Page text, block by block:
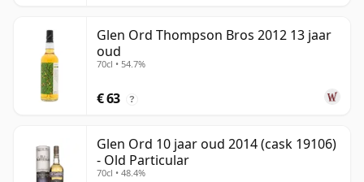
Glen Ord Thompson Bros 2012 13 jaar
oud
70cl • 54.7%
€ 63 ?
Glen Ord 10 jaar oud 2014 (cask 19106)
- Old Particular
70cl • 48.4%